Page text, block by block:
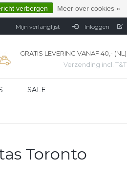
Mijn verlanglijst Inloggen
GRATIS LEVERING VANAF 40,- (NL)
Verzending incl. T&T
SALE
Toronto
verbergen Meer over cookies »